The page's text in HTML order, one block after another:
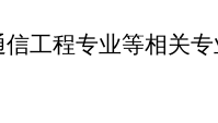
工程专业等相关